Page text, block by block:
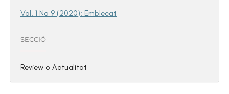
Vol. 1 No 9 (2020): Emblecat
SECCIÓ
Review o Actualitat